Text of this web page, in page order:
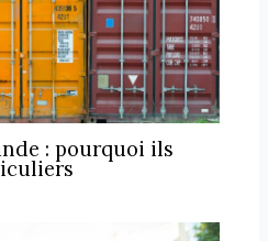
: pourquoi ils